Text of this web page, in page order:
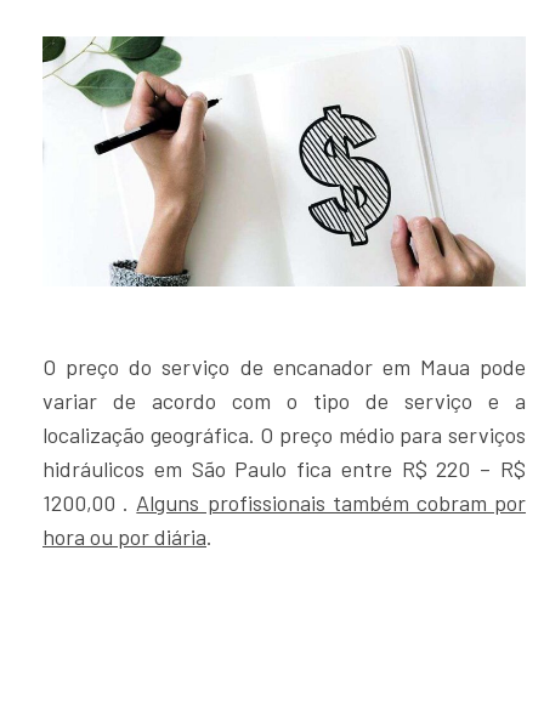
O preço do serviço de encanador em Maua pode
variar de acordo com o tipo de serviço e a
localização geográfica. O preço médio para serviços
hidráulicos em São Paulo fica entre R$ 220 – R$
1200,00 . Alguns profissionais também cobram por
hora ou por diária.